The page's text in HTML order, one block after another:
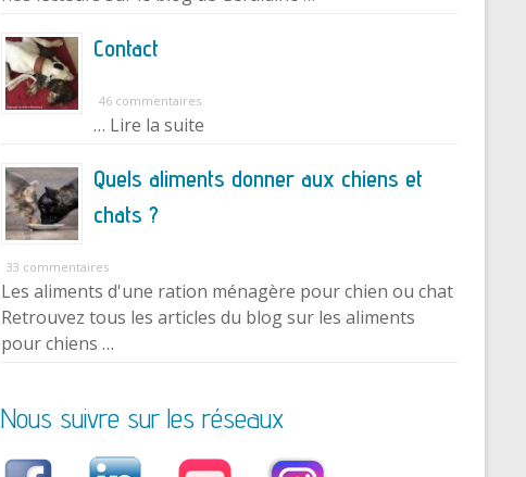
Contact
46 commentaires
… Lire la suite
Quels aliments donner aux chiens et
chats ?
33 commentaires
Les aliments d'une ration ménagère pour chien ou chat
Retrouvez tous les articles du blog sur les aliments
pour chiens …
Nous suivre sur les réseaux